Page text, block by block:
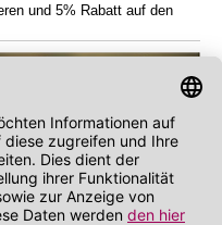
und 5% Rabatt auf den